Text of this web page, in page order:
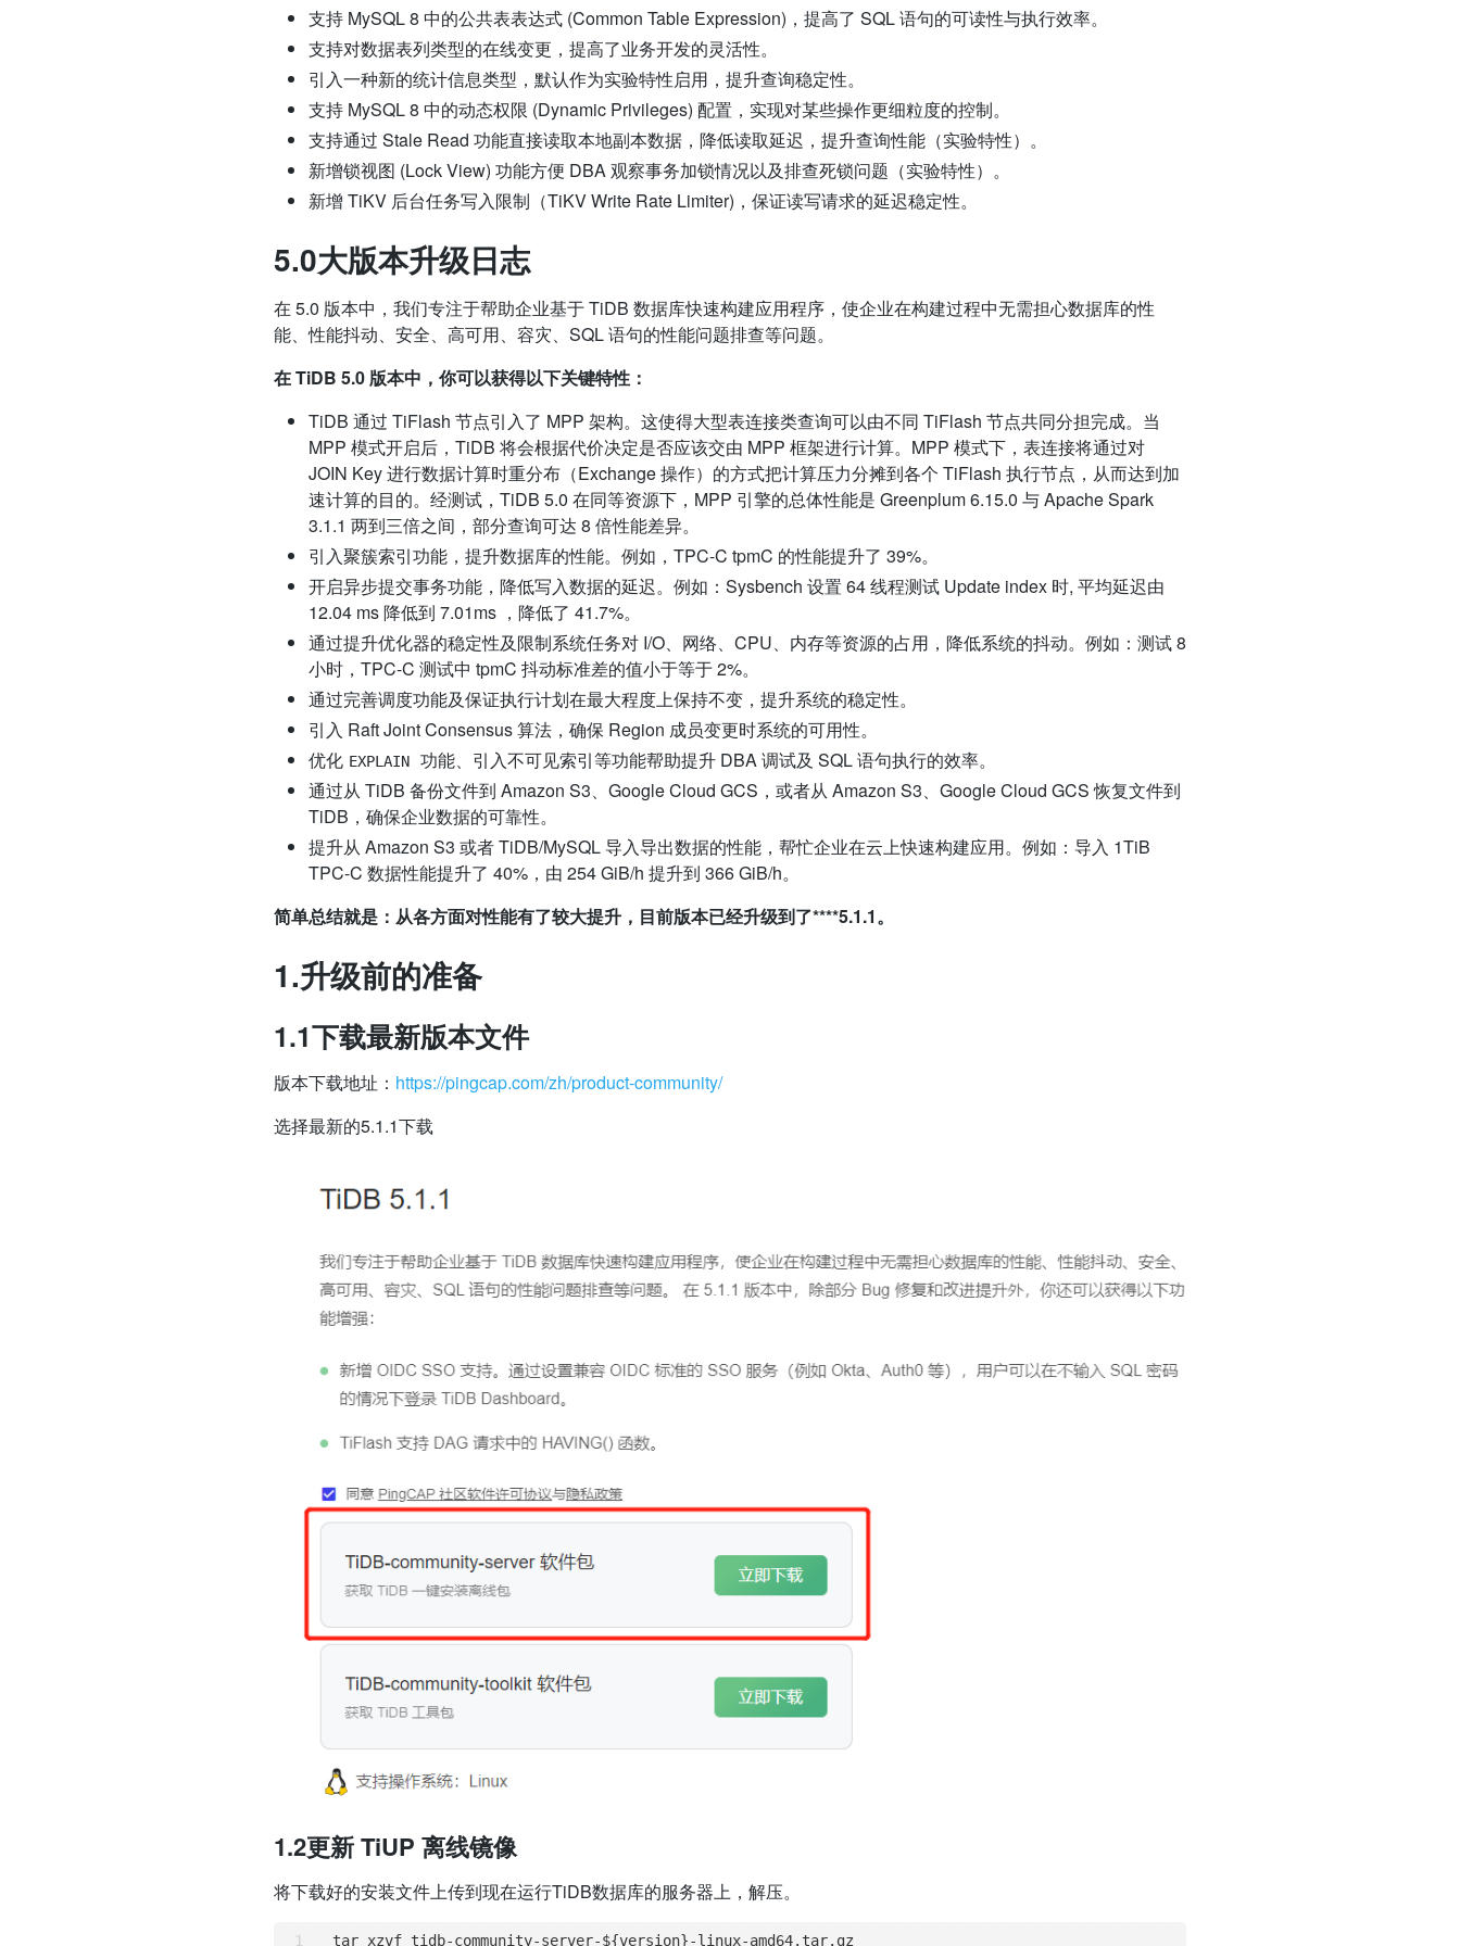
支持 MySQL 8 中的公共表表达式 (Common Table Expression)，提高了 SQL 语句的可读性与执行效率。
支持对数据表列类型的在线变更，提高了业务开发的灵活性。
引入一种新的统计信息类型，默认作为实验特性启用，提升查询稳定性。
支持 MySQL 8 中的动态权限 (Dynamic Privileges) 配置，实现对某些操作更细粒度的控制。
支持通过 Stale Read 功能直接读取本地副本数据，降低读取延迟，提升查询性能（实验特性）。
新增锁视图 (Lock View) 功能方便 DBA 观察事务加锁情况以及排查死锁问题（实验特性）。
新增 TiKV 后台任务写入限制（TiKV Write Rate Limiter)，保证读写请求的延迟稳定性。
5.0大版本升级日志
在 5.0 版本中，我们专注于帮助企业基于 TiDB 数据库快速构建应用程序，使企业在构建过程中无需担心数据库的性
能、性能抖动、安全、高可用、容灾、SQL 语句的性能问题排查等问题。
在 TiDB 5.0 版本中，你可以获得以下关键特性：
TiDB 通过 TiFlash 节点引入了 MPP 架构。这使得大型表连接类查询可以由不同 TiFlash 节点共同分担完成。当
MPP 模式开启后，TiDB 将会根据代价决定是否应该交由 MPP 框架进行计算。MPP 模式下，表连接将通过对
JOIN Key 进行数据计算时重分布（Exchange 操作）的方式把计算压力分摊到各个 TiFlash 执行节点，从而达到加
速计算的目的。经测试，TiDB 5.0 在同等资源下，MPP 引擎的总体性能是 Greenplum 6.15.0 与 Apache Spark
3.1.1 两到三倍之间，部分查询可达 8 倍性能差异。
引入聚簇索引功能，提升数据库的性能。例如，TPC-C tpmC 的性能提升了 39%。
开启异步提交事务功能，降低写入数据的延迟。例如：Sysbench 设置 64 线程测试 Update index 时, 平均延迟由
12.04 ms 降低到 7.01ms ，降低了 41.7%。
通过提升优化器的稳定性及限制系统任务对 I/O、网络、CPU、内存等资源的占用，降低系统的抖动。例如：测试 8
小时，TPC-C 测试中 tpmC 抖动标准差的值小于等于 2%。
通过完善调度功能及保证执行计划在最大程度上保持不变，提升系统的稳定性。
引入 Raft Joint Consensus 算法，确保 Region 成员变更时系统的可用性。
优化 EXPLAIN
功能、引入不可见索引等功能帮助提升 DBA 调试及 SQL 语句执行的效率。
通过从 TiDB 备份文件到 Amazon S3、Google Cloud GCS，或者从 Amazon S3、Google Cloud GCS 恢复文件到
TiDB，确保企业数据的可靠性。
提升从 Amazon S3 或者 TiDB/MySQL 导入导出数据的性能，帮忙企业在云上快速构建应用。例如：导入 1TiB
TPC-C 数据性能提升了 40%，由 254 GiB/h 提升到 366 GiB/h。
简单总结就是：从各方面对性能有了较大提升，目前版本已经升级到了****5.1.1。
1.升级前的准备
1.1下载最新版本文件
版本下载地址： https://pingcap.com/zh/product-community/
选择最新的5.1.1下载
1.2更新 TiUP 离线镜像
将下载好的安装文件上传到现在运行TiDB数据库的服务器上，解压。
tar xzvf tidb-community-server-${version}-linux-